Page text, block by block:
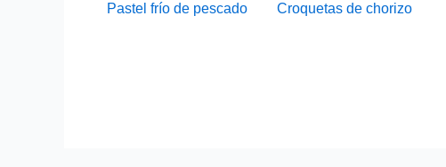
Pastel frío de pescado Croquetas de chorizo